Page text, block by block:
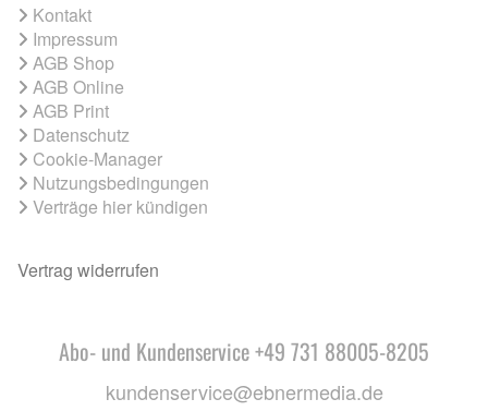
Kontakt
Impressum
AGB Shop
AGB Online
AGB Print
Datenschutz
Cookie-Manager
Nutzungsbedingungen
Verträge hier kündigen
Vertrag widerrufen
Abo- und Kundenservice +49 731 88005-8205
kundenservice@ebnermedia.de